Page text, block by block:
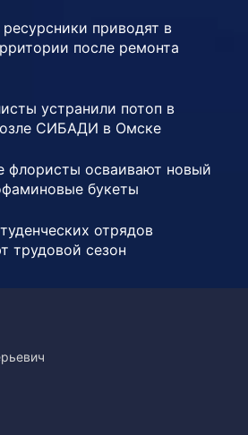
приводят в
после ремонта
устранили потоп в
СИБАДИ в Омске
флористы осваивают новый
букеты
отрядов
трудовой сезон